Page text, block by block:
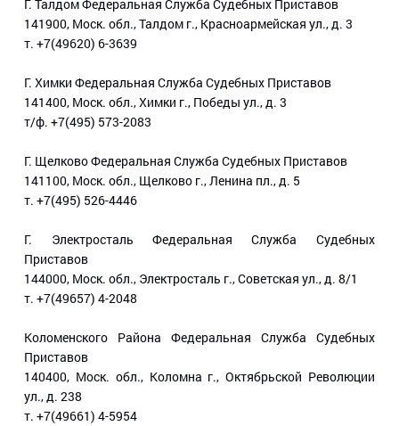
Г. Талдом Федеральная Служба Судебных Приставов
141900, Моск. обл., Талдом г., Красноармейская ул., д. 3
т. +7(49620) 6-3639
Г. Химки Федеральная Служба Судебных Приставов
141400, Моск. обл., Химки г., Победы ул., д. 3
т/ф. +7(495) 573-2083
Г. Щелково Федеральная Служба Судебных Приставов
141100, Моск. обл., Щелково г., Ленина пл., д. 5
т. +7(495) 526-4446
Г. Электросталь Федеральная Служба Судебных
Приставов
144000, Моск. обл., Электросталь г., Советская ул., д. 8/1
т. +7(49657) 4-2048
Коломенского Района Федеральная Служба Судебных
Приставов
140400, Моск. обл., Коломна г., Октябрьской Революции
ул., д. 238
т. +7(49661) 4-5954